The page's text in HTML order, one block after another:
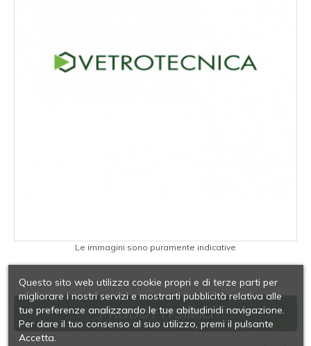
Le immagini sono puramente indicative
PRODOTTI SIMILI
Questo sito web utilizza cookie propri e di terze parti per
migliorare i nostri servizi e mostrarti pubblicità relativa alle
tue preferenze analizzando le tue abitudinidi navigazione.
Per dare il tuo consenso al suo utilizzo, premi il pulsante
Accetta.